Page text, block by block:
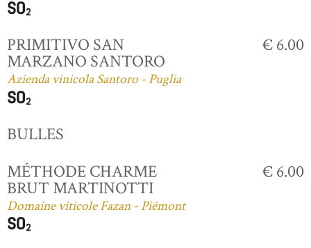
PRIMITIVO SAN
MARZANO SANTORO
Azienda vinicola Santoro - Puglia
€ 6.00
BULLES
MÉTHODE CHARME
BRUT MARTINOTTI
Domaine viticole Fazan - Piémont
€ 6.00